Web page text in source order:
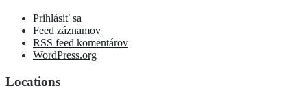
Prihlásiť sa
Feed záznamov
RSS feed komentárov
WordPress.org
Locations